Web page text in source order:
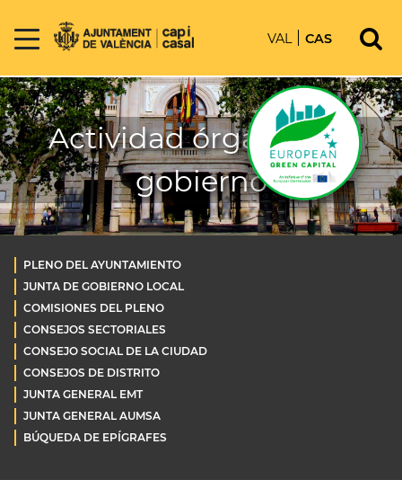
VAL CAS
Actividad órganos de
gobierno
PLENO DEL AYUNTAMIENTO
JUNTA DE GOBIERNO LOCAL
COMISIONES DEL PLENO
CONSEJOS SECTORIALES
CONSEJO SOCIAL DE LA CIUDAD
CONSEJOS DE DISTRITO
JUNTA GENERAL EMT
JUNTA GENERAL AUMSA
BÚQUEDA DE EPÍGRAFES